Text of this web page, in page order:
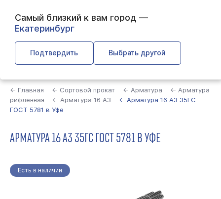
Самый близкий к вам город —
Екатеринбург
Подтвердить Выбрать другой
← Главная ← Сортовой прокат ← Арматура
← Арматура
рифлённая
← Арматура 16 А3
← Арматура 16 А3 35ГС
ГОСТ 5781 в Уфе
АРМАТУРА 16 А3 35ГС ГОСТ 5781 В УФЕ
Есть в наличии